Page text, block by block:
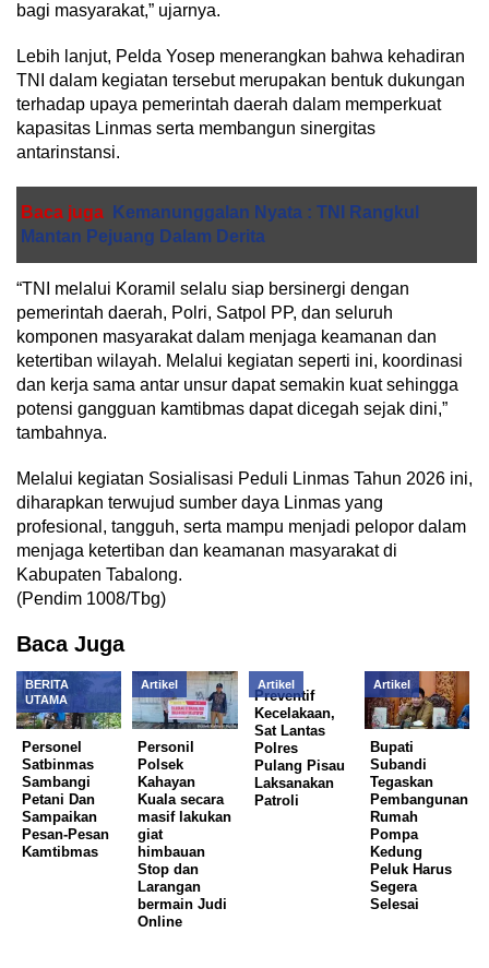
bagi masyarakat,” ujarnya.
Lebih lanjut, Pelda Yosep menerangkan bahwa kehadiran
TNI dalam kegiatan tersebut merupakan bentuk dukungan
terhadap upaya pemerintah daerah dalam memperkuat
kapasitas Linmas serta membangun sinergitas
antarinstansi.
Baca juga
Kemanunggalan Nyata : TNI Rangkul
Mantan Pejuang Dalam Derita
“TNI melalui Koramil selalu siap bersinergi dengan
pemerintah daerah, Polri, Satpol PP, dan seluruh
komponen masyarakat dalam menjaga keamanan dan
ketertiban wilayah. Melalui kegiatan seperti ini, koordinasi
dan kerja sama antar unsur dapat semakin kuat sehingga
potensi gangguan kamtibmas dapat dicegah sejak dini,”
tambahnya.
Melalui kegiatan Sosialisasi Peduli Linmas Tahun 2026 ini,
diharapkan terwujud sumber daya Linmas yang
profesional, tangguh, serta mampu menjadi pelopor dalam
menjaga ketertiban dan keamanan masyarakat di
Kabupaten Tabalong.
(Pendim 1008/Tbg)
Baca Juga
BERITA
UTAMA
Personel
Satbinmas
Sambangi
Petani Dan
Sampaikan
Pesan-Pesan
Kamtibmas
Artikel
Personil
Polsek
Kahayan
Kuala secara
masif lakukan
giat
himbauan
Stop dan
Larangan
bermain Judi
Online
Artikel
Preventif
Kecelakaan,
Sat Lantas
Polres
Pulang Pisau
Laksanakan
Patroli
Artikel
Bupati
Subandi
Tegaskan
Pembangunan
Rumah
Pompa
Kedung
Peluk Harus
Segera
Selesai